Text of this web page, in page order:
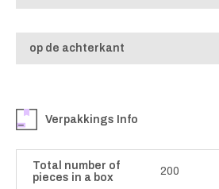
op de achterkant
Verpakkings Info
Total number of
pieces in a box
200